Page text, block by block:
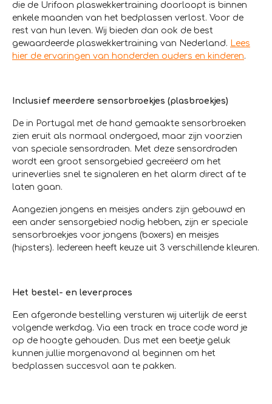
die de Urifoon plaswekkertraining doorloopt is binnen
enkele maanden van het bedplassen verlost. Voor de
rest van hun leven. Wij bieden dan ook de best
gewaardeerde plaswekkertraining van Nederland.
Lees
hier de ervaringen van honderden ouders en kinderen.
Inclusief meerdere sensorbroekjes (plasbroekjes)
De in Portugal met de hand gemaakte sensorbroeken
zien eruit als normaal ondergoed, maar zijn voorzien
van speciale sensordraden. Met deze sensordraden
wordt een groot sensorgebied gecreëerd om het
urineverlies snel te signaleren en het alarm direct af te
laten gaan.
Aangezien jongens en meisjes anders zijn gebouwd en
een ander sensorgebied nodig hebben, zijn er speciale
sensorbroekjes voor jongens (boxers) en meisjes
(hipsters). Iedereen heeft keuze uit 3 verschillende kleuren.
Het bestel- en leverproces
Een afgeronde bestelling versturen wij uiterlijk de eerst
volgende werkdag. Via een track en trace code word je
op de hoogte gehouden. Dus met een beetje geluk
kunnen jullie morgenavond al beginnen om het
bedplassen succesvol aan te pakken.